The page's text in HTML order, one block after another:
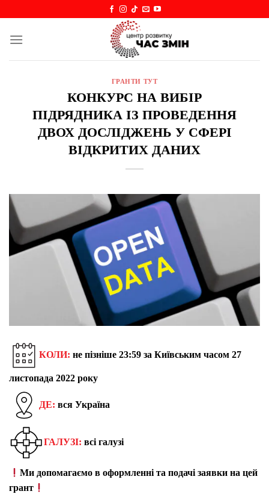
content
ГРАНТИ ТУТ
КОНКУРС НА ВИБІР
ПІДРЯДНИКА ІЗ ПРОВЕДЕННЯ
ДВОХ ДОСЛІДЖЕНЬ У СФЕРІ
ВІДКРИТИХ ДАНИХ
КОЛИ: не пізніше 23:59 за Київським часом 27
листопада 2022 року
ДЕ: вся Україна
ГАЛУЗІ: всі галузі
Ми допомагаємо в оформленні та подачі заявки на цей
грант